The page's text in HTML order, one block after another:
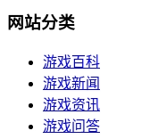
网站分类
游戏百科
游戏新闻
游戏资讯
游戏问答